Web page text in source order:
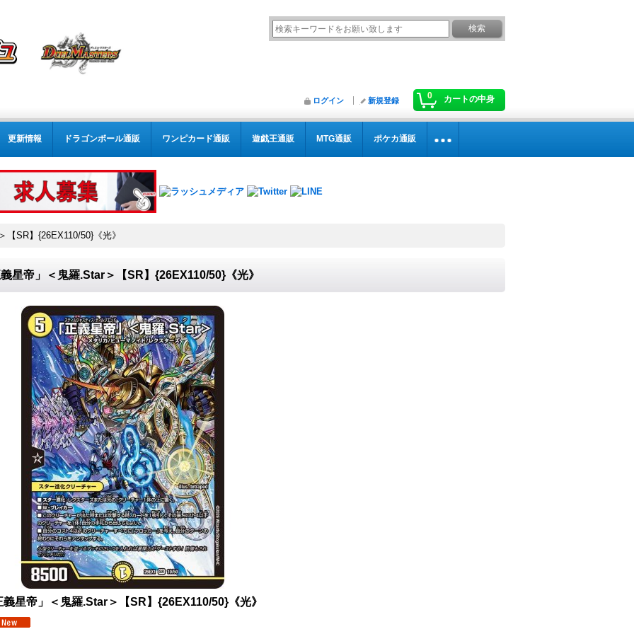
0 カートの中身
ログイン 新規登録
更新情報 ドラゴンボール通販 ワンピカード通販 遊戯王通販 MTG通販 ポケカ通販
SR】{26EX110/50}《光》
星帝」＜鬼羅.Star＞【SR】{26EX110/50}《光》
義星帝」＜鬼羅.Star＞【SR】{26EX110/50}《光》